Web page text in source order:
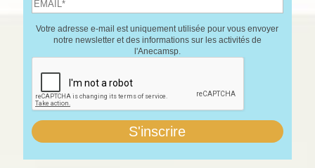
Votre adresse e-mail est uniquement utilisée pour vous envoyer
notre newsletter et des informations sur les activités de
l'Anecamsp.